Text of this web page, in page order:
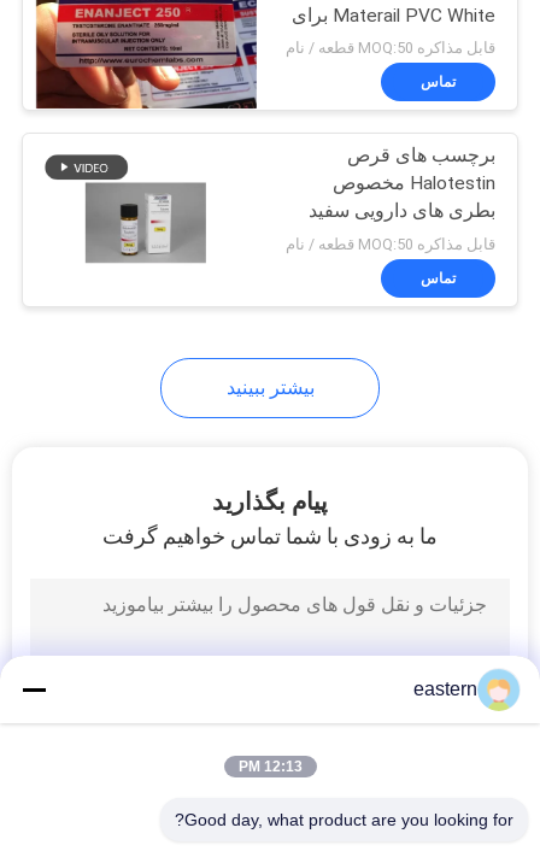
برچسب بطری
پزشکی
73
جعبه بطری پزشکی
فنجان شیشه ای
کوچک
10
Materail PVC White برای
تزریق عضلانی
قابل مذاکره MOQ:50 قطعه / نام
تماس
برچسب های قرص
Halotestin مخصوص
بطری های دارویی سفید
برای بطری های قرص
خوراکی 5 میلی گرم
قابل مذاکره MOQ:50 قطعه / نام
تماس
بیشتر ببینید
پیام بگذارید
ما به زودی با شما تماس خواهیم گرفت
eastern
12:13 PM
Good day, what product are you looking for?